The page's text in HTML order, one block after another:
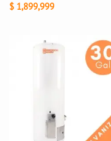
$ 1,899,999